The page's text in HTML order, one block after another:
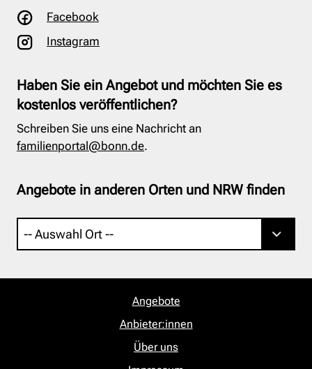
Facebook
Instagram
Haben Sie ein Angebot und möchten Sie es
kostenlos veröffentlichen?
Schreiben Sie uns eine Nachricht an
familienportal@bonn.de.
Angebote in anderen Orten und NRW finden
Angebote
Anbieter:innen
Über uns